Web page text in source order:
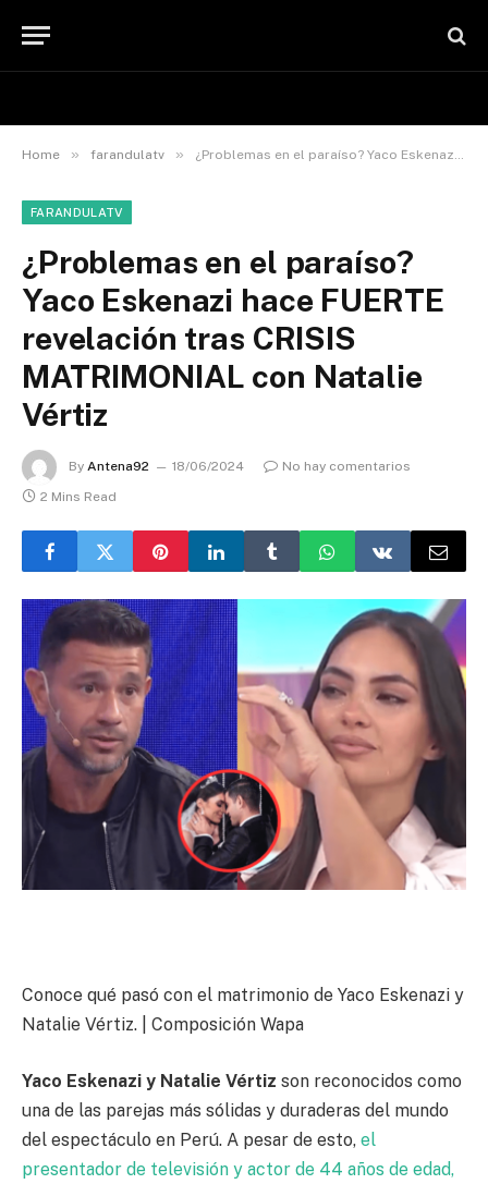
Home » farandulatv » ¿Problemas en el paraíso? Yaco Eskenazi hace FUERTE revelación tras CRISIS MATRIMONIAL con Natalie Vértiz
FARANDULATV
¿Problemas en el paraíso?
Yaco Eskenazi hace FUERTE
revelación tras CRISIS
MATRIMONIAL con Natalie
Vértiz
By Antena92 18/06/2024
No hay comentarios
2 Mins Read
Conoce qué pasó con el matrimonio de Yaco Eskenazi y
Natalie Vértiz. | Composición Wapa
Yaco Eskenazi y Natalie Vértiz son reconocidos como
una de las parejas más sólidas y duraderas del mundo
del espectáculo en Perú. A pesar de esto, el
presentador de televisión y actor de 44 años de edad,